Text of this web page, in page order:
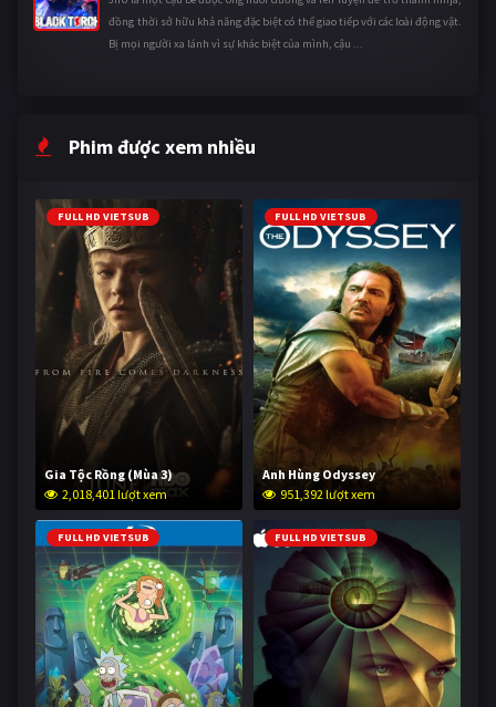
đồng thời sở hữu khả năng đặc biệt có thể giao tiếp với các loài động vật.
Bị mọi người xa lánh vì sự khác biệt của mình, cậu ...
Phim được xem nhiều
FULL HD VIETSUB
Gia Tộc Rồng (Mùa 3)
2,018,401 lượt xem
FULL HD VIETSUB
Anh Hùng Odyssey
951,392 lượt xem
FULL HD VIETSUB FULL HD VIETSUB